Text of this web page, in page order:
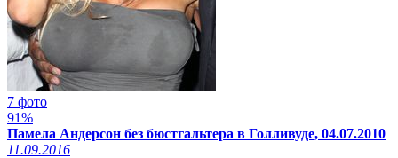
7 фото
91%
Памела Андерсон без бюстгальтера в Голливуде, 04.07.2010
11.09.2016